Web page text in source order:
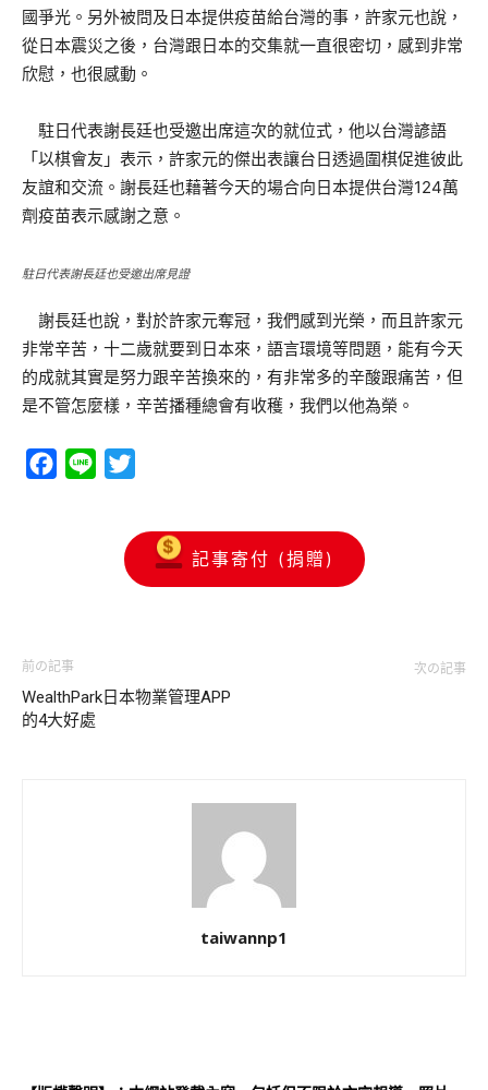
國爭光。另外被問及日本提供疫苗給台灣的事，許家元也說，
從日本震災之後，台灣跟日本的交集就一直很密切，感到非常
欣慰，也很感動。
駐日代表謝長廷也受邀出席這次的就位式，他以台灣諺語
「以棋會友」表示，許家元的傑出表讓台日透過圍棋促進彼此
友誼和交流。謝長廷也藉著今天的場合向日本提供台灣124萬
劑疫苗表示感謝之意。
駐日代表謝長廷也受邀出席見證
謝長廷也說，對於許家元奪冠，我們感到光榮，而且許家元
非常辛苦，十二歲就要到日本來，語言環境等問題，能有今天
的成就其實是努力跟辛苦換來的，有非常多的辛酸跟痛苦，但
是不管怎麼樣，辛苦播種總會有收穫，我們以他為榮。
Facebook
Line
記事寄付 (捐贈)
前の記事
WealthPark日本物業管理APP
的4大好處
次の記事
taiwannp1